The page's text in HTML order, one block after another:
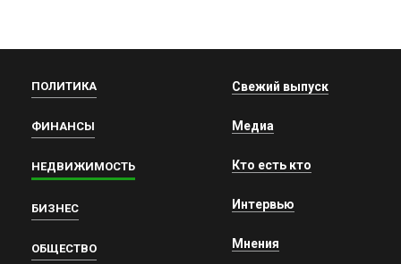
ПОЛИТИКА
ФИНАНСЫ
НЕДВИЖИМОСТЬ
БИЗНЕС
ОБЩЕСТВО
Свежий выпуск
Медиа
Кто есть кто
Интервью
Мнения